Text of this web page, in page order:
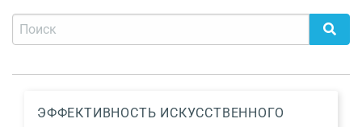
ЭФФЕКТИВНОСТЬ ИСКУССТВЕННОГО